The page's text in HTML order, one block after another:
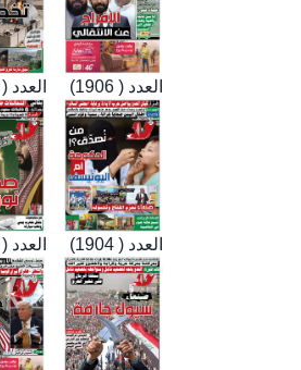
العدد ( 1907) العدد ( 1906)
العدد ( العدد ( 1904)